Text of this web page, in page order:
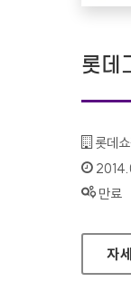
롯데
기관
롯데
인증
상태 :
만료
롯
자